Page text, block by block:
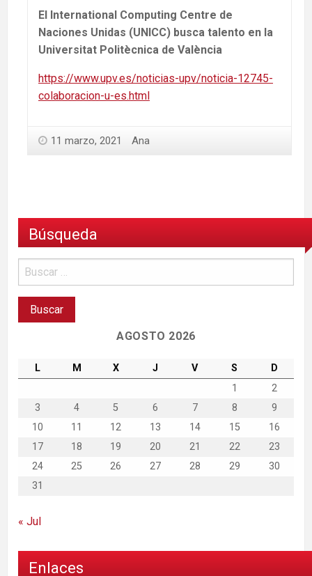
El International Computing Centre de
Naciones Unidas (UNICC) busca talento en la
Universitat Politècnica de València
https://www.upv.es/noticias-upv/noticia-12745-
colaboracion-u-es.html
11 marzo, 2021 Ana
Búsqueda
AGOSTO 2026
L M X J V S
D
1
2
3
4 5 6 7 8
9
10
11 12 13 14 15
16
17
18 19 20 21 22
23
24
25 26 27 28 29
30
31
« Jul
Enlaces